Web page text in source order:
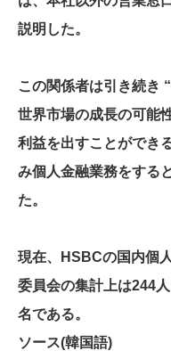
説明した。
この関係者は引き続き
世界市場の成長の可能
利益を出すことができ
み個人金融業務をする
た。
現在、HSBCの国内個
委員会の集計上は244
名である。
ソース(韓国語)